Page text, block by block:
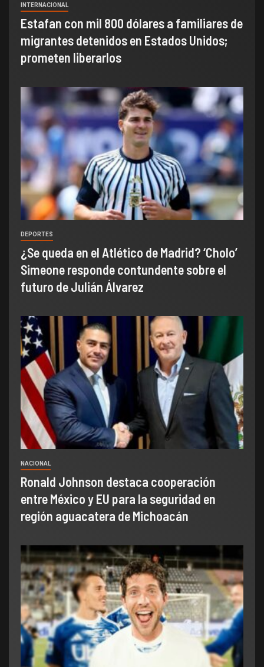
INTERNACIONAL
Estafan con mil 800 dólares a familiares de
migrantes detenidos en Estados Unidos;
prometen liberarlos
DEPORTES
¿Se queda en el Atlético de Madrid? ‘Cholo’
Simeone responde contundente sobre el
futuro de Julián Álvarez
NACIONAL
Ronald Johnson destaca cooperación
entre México y EU para la seguridad en
región aguacatera de Michoacán